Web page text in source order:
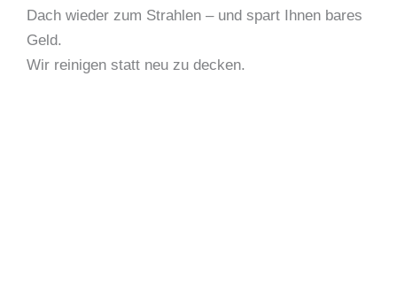
Dach wieder zum Strahlen – und spart Ihnen bares
Geld.
Wir reinigen statt neu zu decken.